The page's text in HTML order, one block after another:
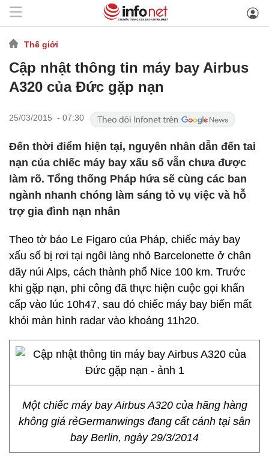
Thế giới
Cập nhật thông tin máy bay Airbus
A320 của Đức gặp nạn
25/03/2015 - 07:30
Đến thời điểm hiện tại, nguyên nhân dẫn đến tai
nạn của chiếc máy bay xấu số vẫn chưa được
làm rõ. Tổng thống Pháp hứa sẽ cùng các ban
ngành nhanh chóng làm sáng tỏ vụ việc và hỗ
trợ gia đình nạn nhân
Theo tờ báo Le Figaro của Pháp, chiếc máy bay
xấu số bị rơi tại ngôi làng nhỏ Barcelonette ở chân
dãy núi Alps, cách thành phố Nice 100 km. Trước
khi gặp nạn, phi công đã thực hiện cuộc gọi khẩn
cấp vào lúc 10h47, sau đó chiếc máy bay biến mất
khỏi màn hình radar vào khoảng 11h20.
Một chiếc máy bay Airbus A320 của hãng hàng
không giá rẻGermanwings đang cất cánh tại sân
bay Berlin, ngày 29/3/2014